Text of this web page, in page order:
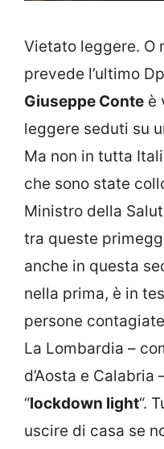
Vietato leggere. O
prevede l’ultimo
Giuseppe Conte è
leggere seduti su
Ma non in tutta
che sono state
Ministro della
tra queste
anche in questa
nella prima, è in
persone
La Lombardia –
d’Aosta e
“lockdown light“.
uscire di casa se